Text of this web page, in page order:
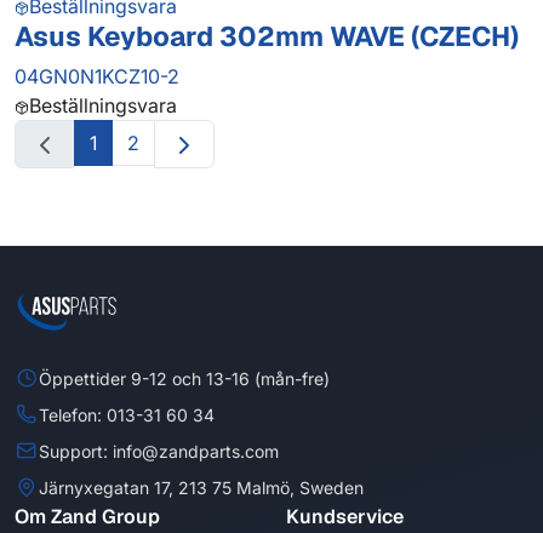
Beställningsvara
Asus Keyboard 302mm WAVE (CZECH)
04GN0N1KCZ10-2
Beställningsvara
1
2
Öppettider 9-12 och 13-16 (mån-fre)
Telefon: 013-31 60 34
Support: info@zandparts.com
Järnyxegatan 17, 213 75 Malmö, Sweden
Om Zand Group Kundservice